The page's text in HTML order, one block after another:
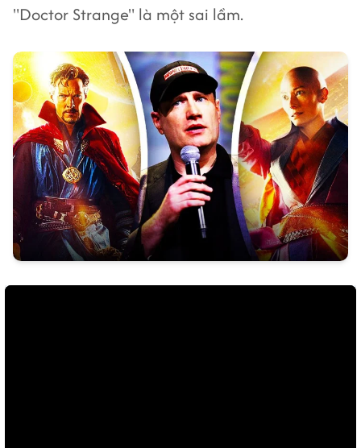
"Doctor Strange" là một sai lầm.